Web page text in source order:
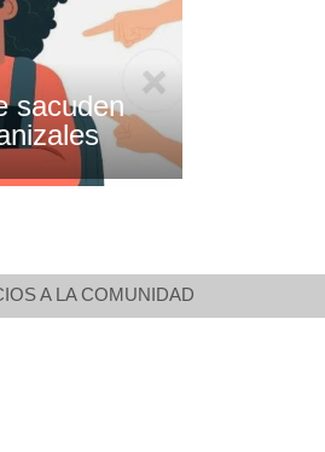
sacuden
A LA COMUNIDAD